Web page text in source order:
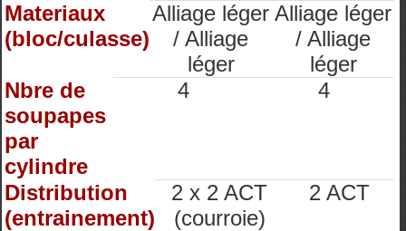
Materiaux
(bloc/culasse)
Alliage léger
/ Alliage
léger
Alliage léger
/ Alliage
léger
Nbre de
soupapes
par
cylindre
4 4
Distribution
(entrainement)
2 x 2 ACT
(courroie)
2 ACT